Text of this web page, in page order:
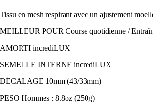
Tissu en mesh respirant avec un ajustement
MEILLEUR POUR Course quotidienne /
AMORTI incrediLUX
SEMELLE INTERNE incrediLUX
DÉCALAGE 10mm (43/33mm)
PESO Hommes : 8.8oz (250g)